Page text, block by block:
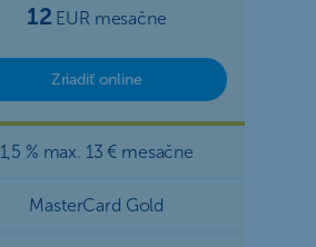
12 EUR mesačne
Zriadiť online
1,5 % max. 13 € mesačne
MasterCard Gold